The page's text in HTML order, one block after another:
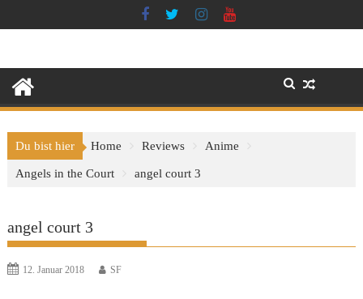
to
Du bist hier Home Reviews Anime
Angels in the Court angel court 3
angel court 3
12. Januar 2018 SF